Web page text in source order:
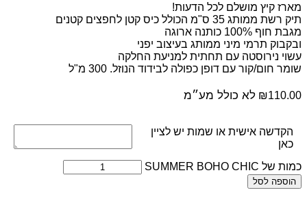
מארז קיץ מושלם לכל הדעות!
תיק רשת ממותג 35 ס"מ הכולל כיס קטן לחפצים קטנים
מגבת חוף 100% כותנה ארוגה
ובקבוק תרמי מיני ממותג בעיצוב יפני
עשוי נירוסטה עם תחתית למניעת החלקה
שומר חום/קור עם דופן כפולה לבידוד הנוזל. 300 מ"ל
₪110.00 לא כולל מע״מ
הקדשה אישית או שמות יש לציין
כאן
כמות של SUMMER BOHO CHIC
הוספה לסל